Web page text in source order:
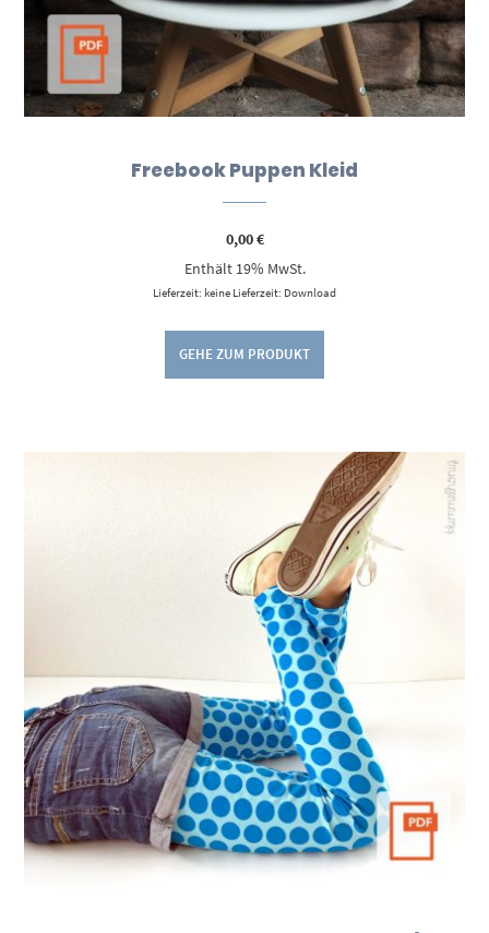
Freebook Puppen Kleid
0,00€
Enthält 19% MwSt.
Lieferzeit: keine Lieferzeit: Download
GEHE ZUM PRODUKT